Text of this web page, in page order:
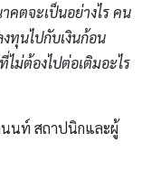
คตจะเป็นอย่างไร คน
งทุนไปกับเงินก้อน
ที่ไม่ต้องไปต่อเติมอะไร
นท์ สถาปนิกและผู้